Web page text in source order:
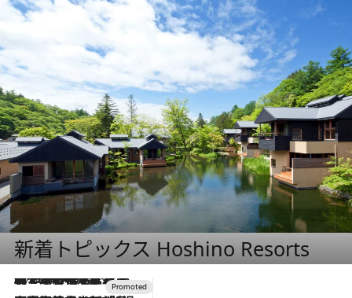
新着トピックス Hoshino Resorts
2026.8.7
【トンボの足水浴】ヒノキの香りに包まれて涼感マックス！約13℃の湧水かけ流しを避暑地「星野温泉 トンボの湯」で体験